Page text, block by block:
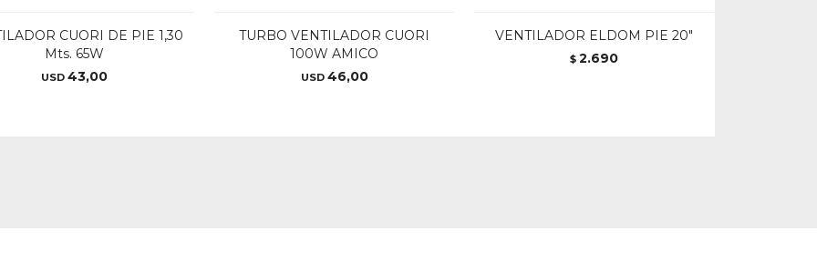
CUORI DE PIE 1,30
Mts. 65W
USD 43,00
TURBO VENTILADOR CUORI
100W AMICO
USD 46,00
VENTILADOR ELDOM PIE 20"
$ 2.690